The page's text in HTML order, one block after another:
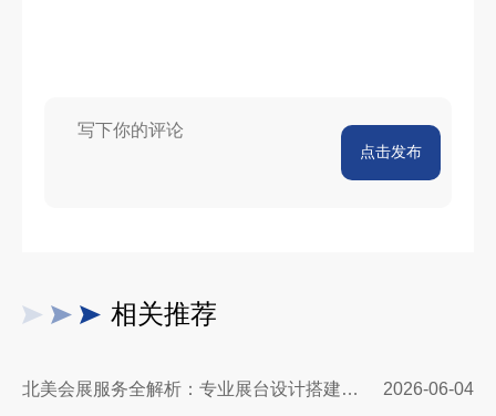
点击发布
相关推荐
北美会展服务全解析：专业展台设计搭建，助力企业深耕北美市场 2026-06-04